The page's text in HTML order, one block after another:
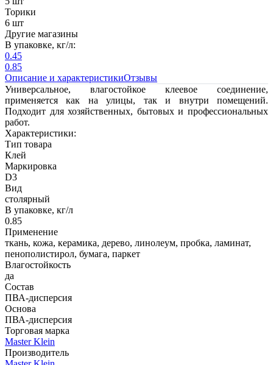
Торики
6 шт
Другие магазины
В упаковке, кг/л:
0.45
0.85
Описание и характеристикиОтзывы
Универсальное, влагостойкое клеевое соединение,
применяется как на улицы, так и внутри помещений.
Подходит для хозяйственных, бытовых и профессиональных
работ.
Характеристики:
Тип товара
Клей
Маркировка
D3
Вид
столярный
В упаковке, кг/л
0.85
Применение
ткань, кожа, керамика, дерево, линолеум, пробка, ламинат,
пенополистирол, бумага, паркет
Влагостойкость
да
Состав
ПВА-дисперсия
Основа
ПВА-дисперсия
Торговая марка
Master Klein
Производитель